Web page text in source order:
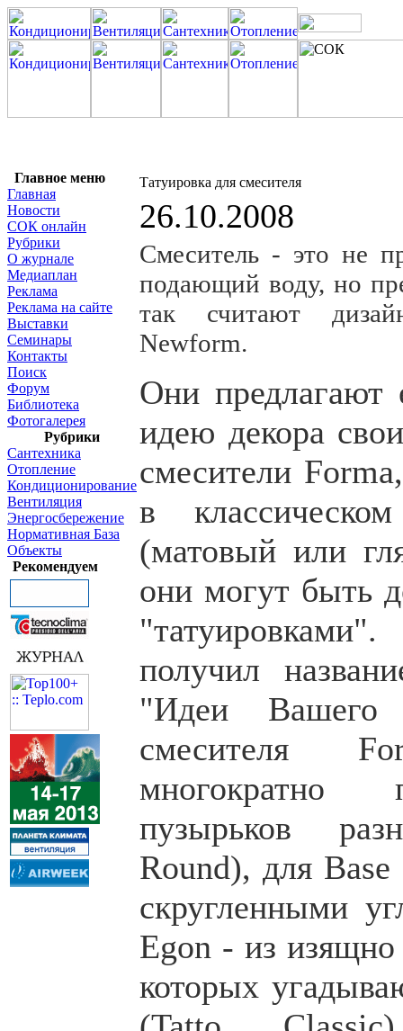
Главное меню
Главная
Новости
СОК онлайн
Рубрики
О журнале
Медиаплан
Реклама
Реклама на сайте
Выставки
Семинары
Контакты
Поиск
Форум
Библиотека
Фотогалерея
Рубрики
Сантехника
Отопление
Кондиционирование
Вентиляция
Энергосбережение
Нормативная База
Объекты
Рекомендуем
Татуировка для смесителя
26.10.2008
Смеситель - это не
подающий воду, но
так считают
Newform.
Они предлагают
идею декора
смесители
в
(матовый или
они могут быть
получил
"Идеи
смесителя
многократно
пузырьков
Round), для
скругленными
Egon - из
которых